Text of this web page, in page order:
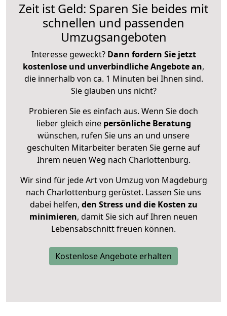
Zeit ist Geld: Sparen Sie beides mit
schnellen und passenden
Umzugsangeboten
Interesse geweckt? Dann fordern Sie jetzt
kostenlose und unverbindliche Angebote an,
die innerhalb von ca. 1 Minuten bei Ihnen sind.
Sie glauben uns nicht?
Probieren Sie es einfach aus. Wenn Sie doch
lieber gleich eine persönliche Beratung
wünschen, rufen Sie uns an und unsere
geschulten Mitarbeiter beraten Sie gerne auf
Ihrem neuen Weg nach Charlottenburg.
Wir sind für jede Art von Umzug von Magdeburg
nach Charlottenburg gerüstet. Lassen Sie uns
dabei helfen, den Stress und die Kosten zu
minimieren, damit Sie sich auf Ihren neuen
Lebensabschnitt freuen können.
Kostenlose Angebote erhalten